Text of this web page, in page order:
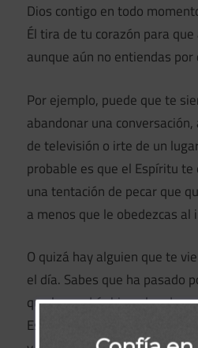
Dios contigo en todo
Él tira de tu corazón para
aunque aún no entiendas por
Por ejemplo, puede que te
abandonar una
de televisión o irte de un
probable es que el Espíritu
una tentación de pecar que
a menos que le obedezcas al
O quizá hay alguien que te
el día. Sabes que ha pasado
que le vendría bien algo de
Espíritu quiera ministrar a